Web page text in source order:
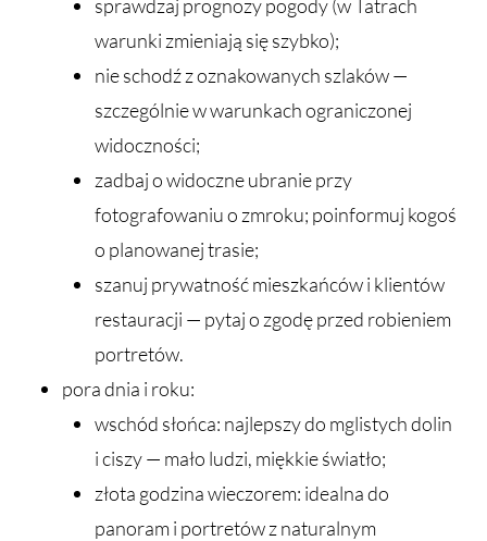
sprawdzaj prognozy pogody (w Tatrach
warunki zmieniają się szybko);
nie schodź z oznakowanych szlaków —
szczególnie w warunkach ograniczonej
widoczności;
zadbaj o widoczne ubranie przy
fotografowaniu o zmroku; poinformuj kogoś
o planowanej trasie;
szanuj prywatność mieszkańców i klientów
restauracji — pytaj o zgodę przed robieniem
portretów.
pora dnia i roku:
wschód słońca: najlepszy do mglistych dolin
i ciszy — mało ludzi, miękkie światło;
złota godzina wieczorem: idealna do
panoram i portretów z naturalnym